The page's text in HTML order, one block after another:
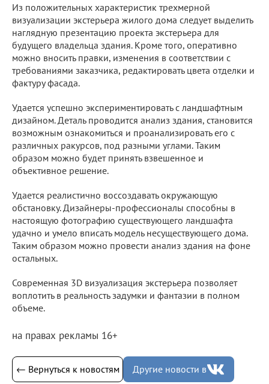
Из положительных характеристик трехмерной
визуализации экстерьера жилого дома следует выделить
наглядную презентацию проекта экстерьера для
будущего владельца здания. Кроме того, оперативно
можно вносить правки, изменения в соответствии с
требованиями заказчика, редактировать цвета отделки и
фактуру фасада.
Удается успешно экспериментировать с ландшафтным
дизайном. Деталь проводится анализ здания, становится
возможным ознакомиться и проанализировать его с
различных ракурсов, под разными углами. Таким
образом можно будет принять взвешенное и
объективное решение.
Удается реалистично воссоздавать окружающую
обстановку. Дизайнеры-профессионалы способны в
настоящую фотографию существующего ландшафта
удачно и умело вписать модель несуществующего дома.
Таким образом можно провести анализ здания на фоне
остальных.
Современная 3D визуализация экстерьера позволяет
воплотить в реальность задумки и фантазии в полном
объеме.
на правах рекламы 16+
← Вернуться к новостям Другие новости в